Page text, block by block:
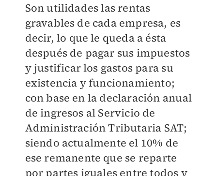
Son utilidades las rentas
gravables de cada empresa, es
decir, lo que le queda a ésta
después de pagar sus impuestos
y justificar los gastos para su
existencia y funcionamiento;
con base en la declaración anual
de ingresos al Servicio de
Administración Tributaria SAT;
siendo actualmente el 10% de
ese remanente que se reparte
por partes iguales entre todos y